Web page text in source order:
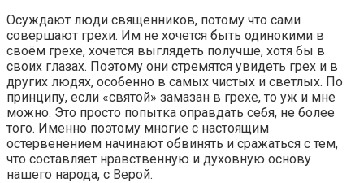
Осуждают люди священников, потому что сами
совершают грехи. Им не хочется быть одинокими в
своём грехе, хочется выглядеть получше, хотя бы в
своих глазах. Поэтому они стремятся увидеть грех и в
других людях, особенно в самых чистых и светлых. По
принципу, если «святой» замазан в грехе, то уж и мне
можно. Это просто попытка оправдать себя, не более
того. Именно поэтому многие с настоящим
остервенением начинают обвинять и сражаться с тем,
что составляет нравственную и духовную основу
нашего народа, с Верой.